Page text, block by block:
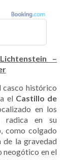
–
casco histórico
el Castillo de
en los
radica en su
como colgado
de la gravedad
neogótico en el